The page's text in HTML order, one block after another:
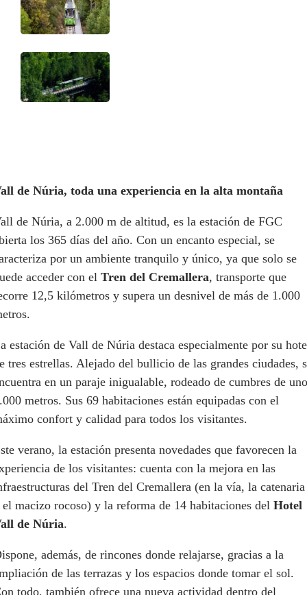
de Núria, toda una experiencia en la alta montaña
de Núria, a 2.000 m de altitud, es la estación de FGC
los 365 días del año. Con un encanto especial, se
por un ambiente tranquilo y único, ya que solo se
acceder con el Tren del Cremallera, transporte que
12,5 kilómetros y supera un desnivel de más de 1.000
estación de Vall de Núria destaca especialmente por su
tres estrellas. Alejado del bullicio de las grandes ciudades,
en un paraje inigualable, rodeado de cumbres de
metros. Sus 69 habitaciones están equipadas con el
confort y calidad para todos los visitantes.
verano, la estación presenta novedades que favorecen la
de los visitantes: cuenta con la mejora en las
del Tren del Cremallera (en la vía, la catenaria
macizo rocoso) y la reforma de 14 habitaciones del Hotel
de Núria.
además, de rincones donde relajarse, gracias a la
de las terrazas y los espacios donde tomar el sol.
todo, también ofrece una nueva actividad dentro del